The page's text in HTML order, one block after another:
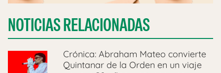
NOTICIAS RELACIONADAS
Crónica: Abraham Mateo convierte
Quintanar de la Orden en un viaje